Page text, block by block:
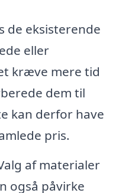
de eksisterende
eller
kræve mere tid
dem til
kan derfor have
pris.
af materialer
også påvirke